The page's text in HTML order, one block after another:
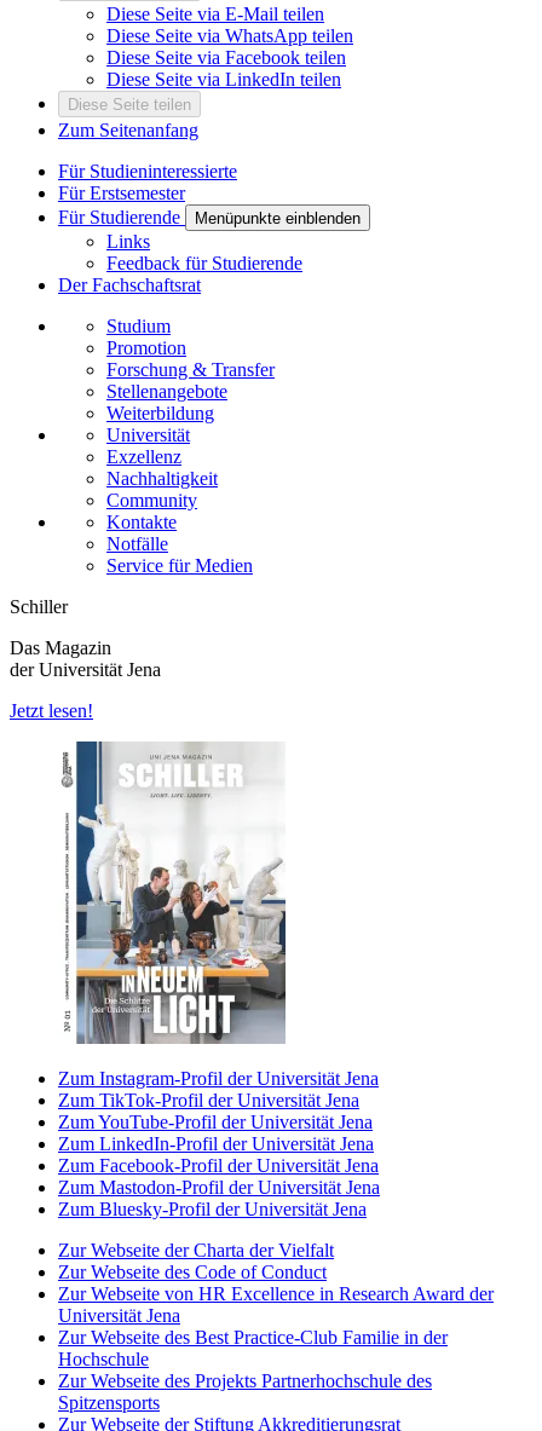
Diese Seite via E-Mail teilen
Diese Seite via WhatsApp teilen
Diese Seite via Facebook teilen
Diese Seite via LinkedIn teilen
Diese Seite teilen
Zum Seitenanfang
Für Studieninteressierte
Für Erstsemester
Für Studierende
Menüpunkte einblenden
Links
Feedback für Studierende
Der Fachschaftsrat
Studium
Promotion
Forschung & Transfer
Stellenangebote
Weiterbildung
Universität
Exzellenz
Nachhaltigkeit
Community
Kontakte
Notfälle
Service für Medien
Schiller
Das Magazin
der Universität Jena
Jetzt lesen!
Zum Instagram-Profil der Universität Jena
Zum TikTok-Profil der Universität Jena
Zum YouTube-Profil der Universität Jena
Zum LinkedIn-Profil der Universität Jena
Zum Facebook-Profil der Universität Jena
Zum Mastodon-Profil der Universität Jena
Zum Bluesky-Profil der Universität Jena
Zur Webseite der Charta der Vielfalt
Zur Webseite des Code of Conduct
Zur Webseite von HR Excellence in Research Award der
Universität Jena
Zur Webseite des Best Practice-Club Familie in der
Hochschule
Zur Webseite des Projekts Partnerhochschule des
Spitzensports
Zur Webseite der Stiftung Akkreditierungsrat